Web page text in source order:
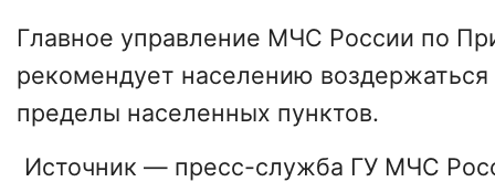
Главное управление МЧС России по
рекомендует населению воздержаться
пределы населенных пунктов.
Источник — пресс-служба ГУ МЧС